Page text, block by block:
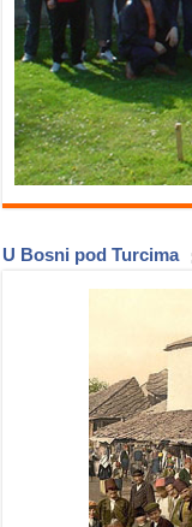
U Bosni pod Turcima